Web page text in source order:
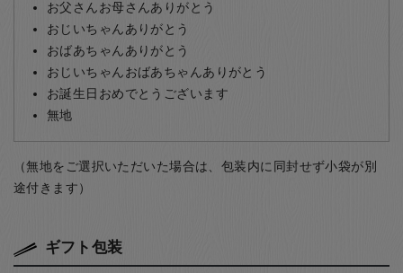
お父さんお母さんありがとう
おじいちゃんありがとう
おばあちゃんありがとう
おじいちゃんおばあちゃんありがとう
お誕生日おめでとうございます
無地
（無地をご選択いただいた場合は、包装内に同封せず小袋が別
途付きます）
ギフト包装